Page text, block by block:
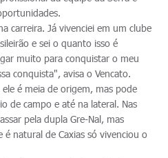
carreira. Já vivenciei em um clube
e sei o quanto isso é
muito para conquistar o meu
conquista", avisa o Vencato.
é meia de origem, mas pode
de campo e até na lateral. Nas
pela dupla Gre-Nal, mas
natural de Caxias só vivenciou o